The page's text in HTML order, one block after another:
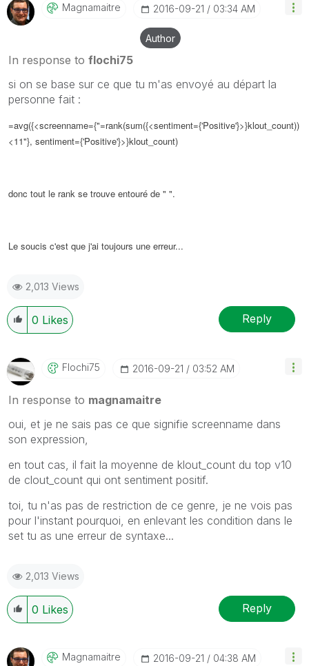
Magnamaitre ‎2016-09-21 03:34 AM
Author
In response to flochi75
si on se base sur ce que tu m'as envoyé au départ la
personne fait :
=avg({<screenname={"=rank(sum({<sentiment={'Positive'}>}klout_count))
<11"}, sentiment={'Positive'}>}klout_count)
donc tout le rank se trouve entouré de " ".
Le soucis c'est que j'ai toujours une erreur...
2,013 Views
0 Likes Reply
Flochi75 ‎2016-09-21 03:52 AM
In response to magnamaitre
oui, et je ne sais pas ce que signifie screenname dans
son expression,
en tout cas, il fait la moyenne de klout_count du top v10
de clout_count qui ont sentiment positif.
toi, tu n'as pas de restriction de ce genre, je ne vois pas
pour l'instant pourquoi, en enlevant les condition dans le
set tu as une erreur de syntaxe...
2,013 Views
0 Likes Reply
Magnamaitre ‎2016-09-21 04:38 AM